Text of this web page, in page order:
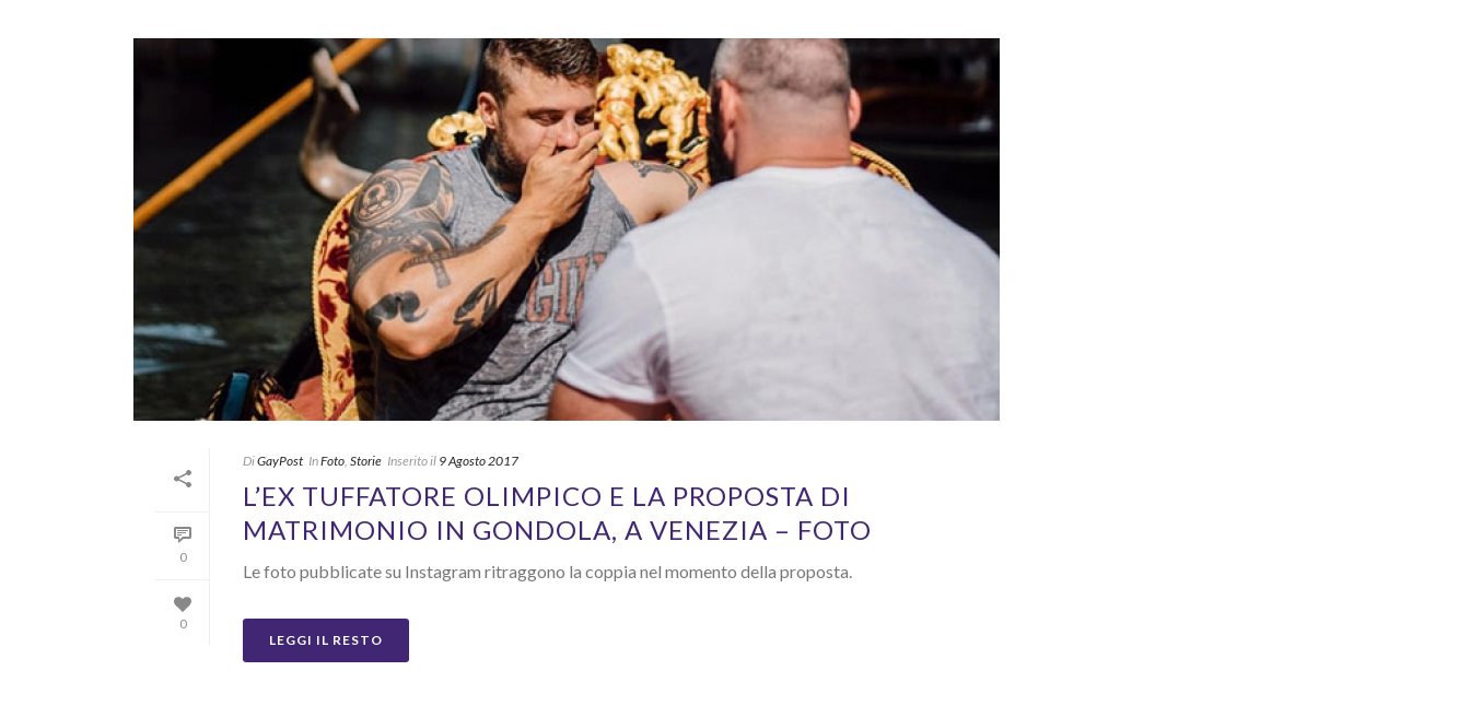
0
0
DiGayPost InFoto, Storie Inserito il 9 Agosto 2017
L’EX TUFFATORE OLIMPICO E LA PROPOSTA DI
MATRIMONIO IN GONDOLA, A VENEZIA – FOTO
Le foto pubblicate su Instagram ritraggono la coppia nel momento della proposta.
LEGGI IL RESTO